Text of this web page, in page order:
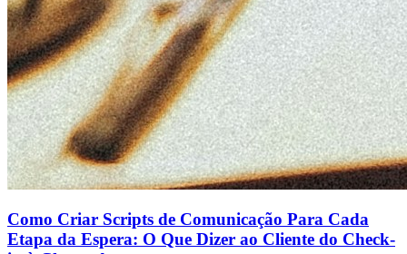
Como Criar Scripts de Comunicação Para Cada
Etapa da Espera: O Que Dizer ao Cliente do Check-